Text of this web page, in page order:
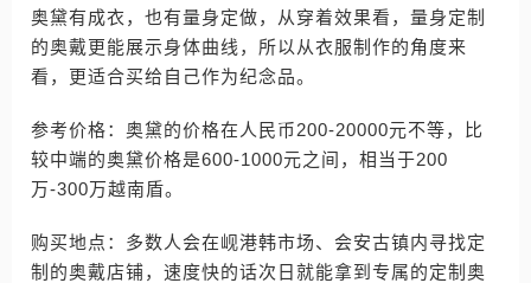
奥黛有成衣，也有量身定做，从穿着效果看，量身定制
的奥戴更能展示身体曲线，所以从衣服制作的角度来
看，更适合买给自己作为纪念品。
参考价格：奥黛的价格在人民币200-20000元不等，比
较中端的奥黛价格是600-1000元之间，相当于200
万-300万越南盾。
购买地点：多数人会在岘港韩市场、会安古镇内寻找定
制的奥戴店铺，速度快的话次日就能拿到专属的定制奥